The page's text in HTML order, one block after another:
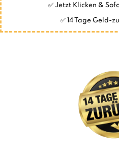
✅ Jetzt Klicken &
✅ 14 Tage Geld-